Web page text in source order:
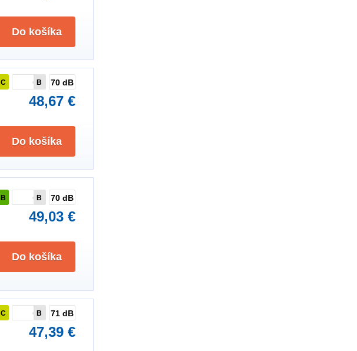
Do košíka
C B 70 dB
48,67 €
Do košíka
B B 70 dB
49,03 €
Do košíka
C B 71 dB
47,39 €